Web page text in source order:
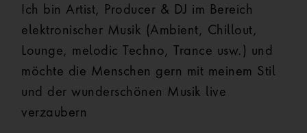
Ich bin Artist, Producer & DJ im Bereich
elektronischer Musik (Ambient, Chillout,
Lounge, melodic Techno, Trance usw.) und
möchte die Menschen gern mit meinem Stil
und der wunderschönen Musik live
verzaubern